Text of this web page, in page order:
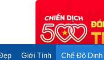
Giới Tính Chế Độ